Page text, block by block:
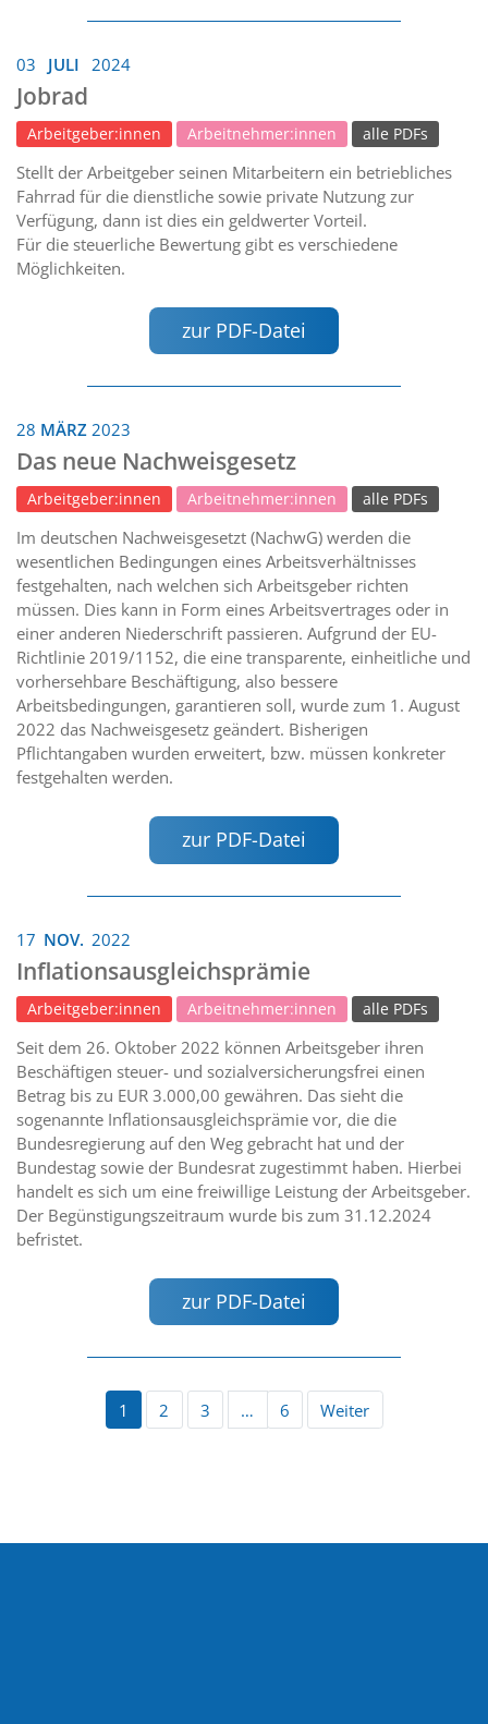
03 JULI 2024
Jobrad
Arbeitgeber:innen Arbeitnehmer:innen alle PDFs
Stellt der Arbeitgeber seinen Mitarbeitern ein betriebliches
Fahrrad für die dienstliche sowie private Nutzung zur
Verfügung, dann ist dies ein geldwerter Vorteil.
Für die steuerliche Bewertung gibt es verschiedene
Möglichkeiten.
zur PDF-Datei
28 MÄRZ 2023
Das neue Nachweisgesetz
Arbeitgeber:innen Arbeitnehmer:innen alle PDFs
Im deutschen Nachweisgesetzt (NachwG) werden die
wesentlichen Bedingungen eines Arbeitsverhältnisses
festgehalten, nach welchen sich Arbeitsgeber richten
müssen. Dies kann in Form eines Arbeitsvertrages oder in
einer anderen Niederschrift passieren. Aufgrund der EU-
Richtlinie 2019/1152, die eine transparente, einheitliche und
vorhersehbare Beschäftigung, also bessere
Arbeitsbedingungen, garantieren soll, wurde zum 1. August
2022 das Nachweisgesetz geändert. Bisherigen
Pflichtangaben wurden erweitert, bzw. müssen konkreter
festgehalten werden.
zur PDF-Datei
17 NOV. 2022
Inflationsausgleichsprämie
Arbeitgeber:innen Arbeitnehmer:innen alle PDFs
Seit dem 26. Oktober 2022 können Arbeitsgeber ihren
Beschäftigen steuer- und sozialversicherungsfrei einen
Betrag bis zu EUR 3.000,00 gewähren. Das sieht die
sogenannte Inflationsausgleichsprämie vor, die die
Bundesregierung auf den Weg gebracht hat und der
Bundestag sowie der Bundesrat zugestimmt haben. Hierbei
handelt es sich um eine freiwillige Leistung der Arbeitsgeber.
Der Begünstigungszeitraum wurde bis zum 31.12.2024
befristet.
zur PDF-Datei
1 2 3 … 6 Weiter